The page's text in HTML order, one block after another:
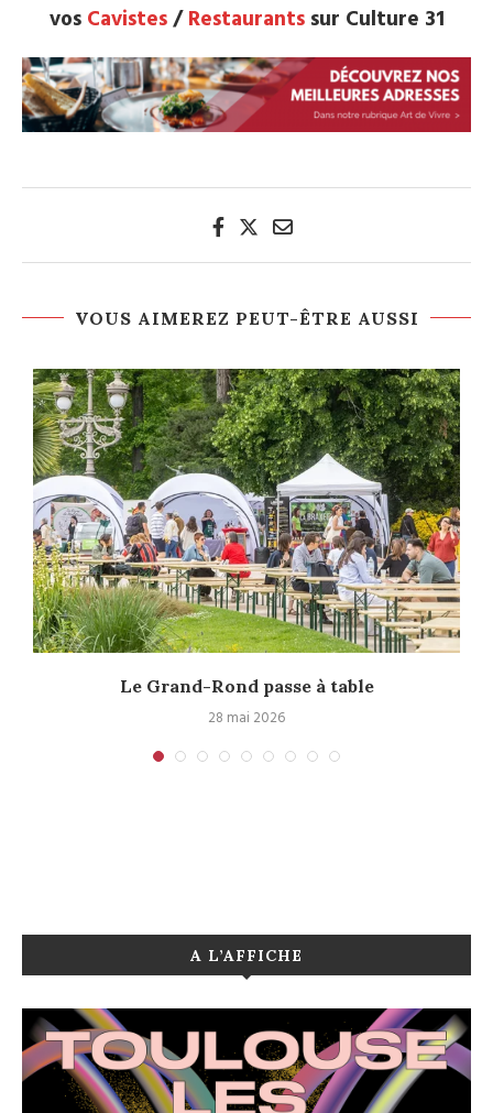
vos Cavistes/Restaurantssur Culture 31
VOUS AIMEREZ PEUT-ÊTRE AUSSI
Le Grand-Rond passe à table
28 mai 2026
A L’AFFICHE